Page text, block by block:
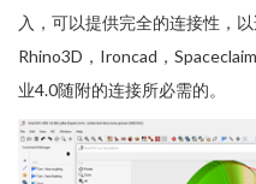
入，可以提供完全的连接性，
Rhino3D，Ironcad，
业4.0随附的连接所必需的。